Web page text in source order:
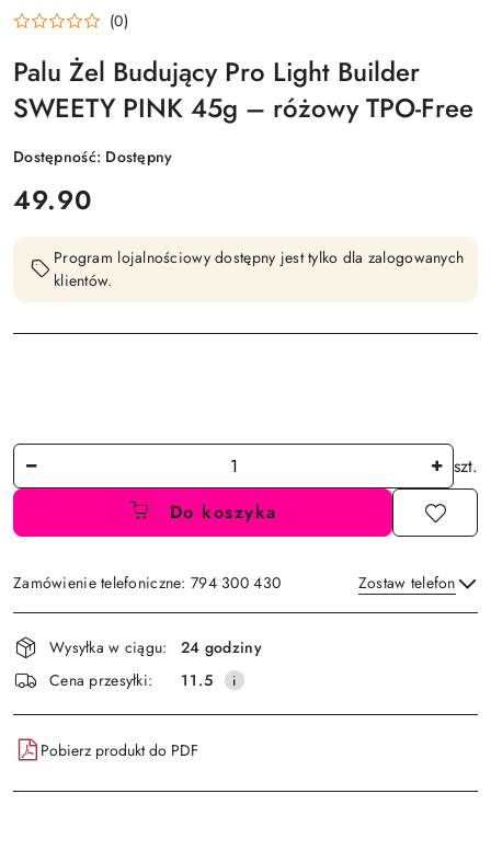
(0)
Palu Żel Budujący Pro Light Builder
SWEETY PINK 45g – różowy TPO-Free
Dostępność: Dostępny
cena:
49.90
Program lojalnościowy dostępny jest tylko dla zalogowanych
klientów.
Ilość
szt.
Do koszyka
Zamówienie telefoniczne: 794 300 430 Zostaw telefon
Wyślij
Dostępność
i
dostawa
Wysyłka w ciągu:
24 godziny
Cena przesyłki:
11.5
Pobierz produkt do PDF